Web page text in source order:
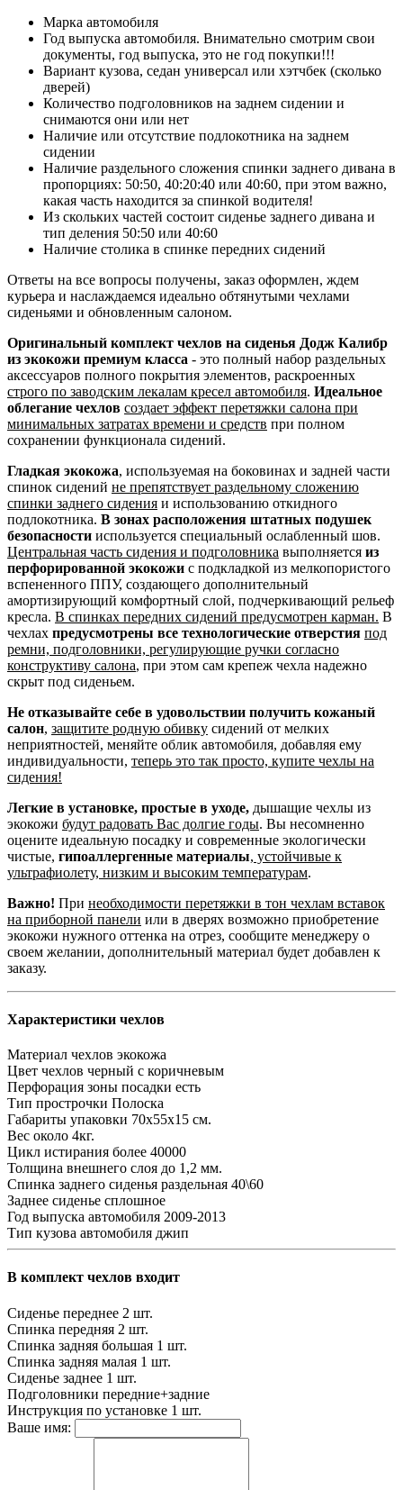
Марка автомобиля
Год выпуска автомобиля. Внимательно смотрим свои
документы, год выпуска, это не год покупки!!!
Вариант кузова, седан универсал или хэтчбек (сколько
дверей)
Количество подголовников на заднем сидении и
снимаются они или нет
Наличие или отсутствие подлокотника на заднем
сидении
Наличие раздельного сложения спинки заднего дивана в
пропорциях: 50:50, 40:20:40 или 40:60, при этом важно,
какая часть находится за спинкой водителя!
Из скольких частей состоит сиденье заднего дивана и
тип деления 50:50 или 40:60
Наличие столика в спинке передних сидений
Ответы на все вопросы получены, заказ оформлен, ждем
курьера и наслаждаемся идеально обтянутыми чехлами
сиденьями и обновленным салоном.
Оригинальный комплект чехлов на сиденья Додж Калибр
из экокожи премиум класса - это полный набор раздельных
аксессуаров полного покрытия элементов, раскроенных
строго по заводским лекалам кресел автомобиля. Идеальное
облегание чехлов создает эффект перетяжки салона при
минимальных затратах времени и средств при полном
сохранении функционала сидений.
Гладкая экокожа, используемая на боковинах и задней части
спинок сидений не препятствует раздельному сложению
спинки заднего сидения и использованию откидного
подлокотника. В зонах расположения штатных подушек
безопасности используется специальный ослабленный шов.
Центральная часть сидения и подголовника выполняется из
перфорированной экокожи с подкладкой из мелкопористого
вспененного ППУ, создающего дополнительный
амортизирующий комфортный слой, подчеркивающий рельеф
кресла. В спинках передних сидений предусмотрен карман. В
чехлах предусмотрены все технологические отверстия под
ремни, подголовники, регулирующие ручки согласно
конструктиву салона, при этом сам крепеж чехла надежно
скрыт под сиденьем.
Не отказывайте себе в удовольствии получить кожаный
салон, защитите родную обивку сидений от мелких
неприятностей, меняйте облик автомобиля, добавляя ему
индивидуальности, теперь это так просто, купите чехлы на
сидения!
Легкие в установке, простые в уходе, дышащие чехлы из
экокожи будут радовать Вас долгие годы. Вы несомненно
оцените идеальную посадку и современные экологически
чистые, гипоаллергенные материалы, устойчивые к
ультрафиолету, низким и высоким температурам.
Важно! При необходимости перетяжки в тон чехлам вставок
на приборной панели или в дверях возможно приобретение
экокожи нужного оттенка на отрез, сообщите менеджеру о
своем желании, дополнительный материал будет добавлен к
заказу.
Характеристики чехлов
Материал чехлов экокожа
Цвет чехлов черный с коричневым
Перфорация зоны посадки есть
Тип прострочки Полоска
Габариты упаковки 70х55х15 см.
Вес около 4кг.
Цикл истирания более 40000
Толщина внешнего слоя до 1,2 мм.
Спинка заднего сиденья раздельная 40\60
Заднее сиденье сплошное
Год выпуска автомобиля 2009-2013
Тип кузова автомобиля джип
В комплект чехлов входит
Сиденье переднее 2 шт.
Спинка передняя 2 шт.
Спинка задняя большая 1 шт.
Спинка задняя малая 1 шт.
Сиденье заднее 1 шт.
Подголовники передние+задние
Инструкция по установке 1 шт.
Ваше имя: